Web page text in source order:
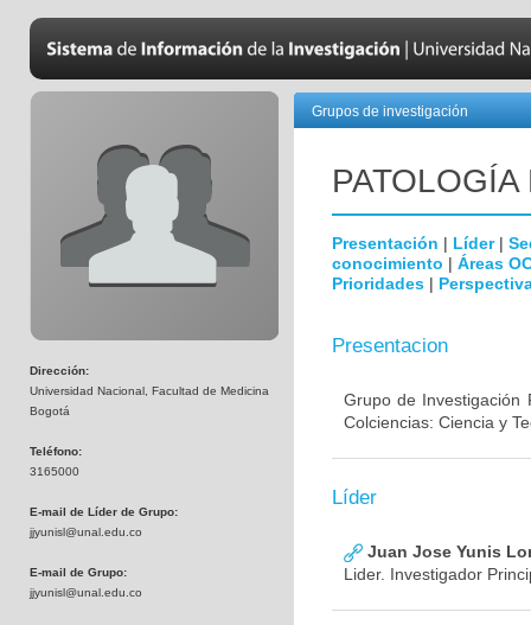
Dirección:
Universidad Nacional, Facultad de Medicina
Bogotá
Teléfono:
3165000
E-mail de Líder de Grupo:
jjyunisl@unal.edu.co
E-mail de Grupo:
jjyunisl@unal.edu.co
Grupos de investigación
Presentación | Líder|
conocimiento | Áreas
Prioridades |
Presentacion
Grupo de Investigación
Colciencias: Ciencia y
Líder
Juan Jose Yunis
Lider. Investigador